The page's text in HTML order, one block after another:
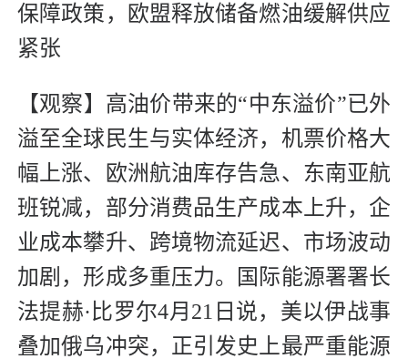
保障政策，欧盟释放储备燃油缓解供应
紧张
【观察】高油价带来的“中东溢价”已外
溢至全球民生与实体经济，机票价格大
幅上涨、欧洲航油库存告急、东南亚航
班锐减，部分消费品生产成本上升，企
业成本攀升、跨境物流延迟、市场波动
加剧，形成多重压力。国际能源署署长
法提赫·比罗尔4月21日说，美以伊战事
叠加俄乌冲突，正引发史上最严重能源